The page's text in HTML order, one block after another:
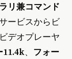
リ兼コマンド
ービスからビ
デオプレーヤ
、 フォー